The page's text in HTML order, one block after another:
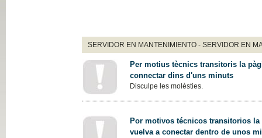
SERVIDOR EN MANTENIMIENTO - SERVIDOR EN
Per motius tècnics transitoris la
connectar dins d'uns minuts
Disculpe les molèsties.
Por motivos técnicos transitorios
vuelva a conectar dentro de unos